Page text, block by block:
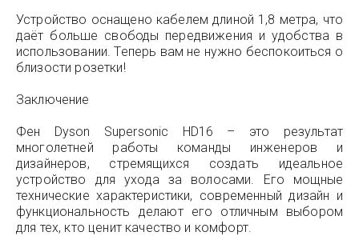
Устройство оснащено кабелем длиной 1,8 метра, что
даёт больше свободы передвижения и удобства в
использовании. Теперь вам не нужно беспокоиться о
близости розетки!
Заключение
Фен Dyson Supersonic HD16 – это результат
многолетней работы команды инженеров и
дизайнеров, стремящихся создать идеальное
устройство для ухода за волосами. Его мощные
технические характеристики, современный дизайн и
функциональность делают его отличным выбором
для тех, кто ценит качество и комфорт.